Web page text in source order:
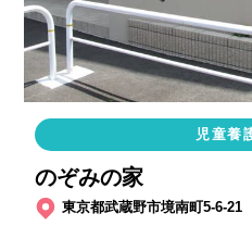
児童養
のぞみの家
東京都武蔵野市境南町5-6-21